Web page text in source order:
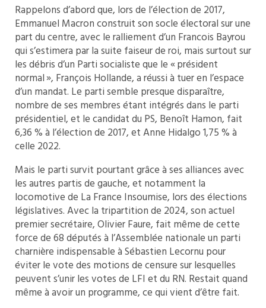
Rappelons d’abord que, lors de l’élection de 2017,
Emmanuel Macron construit son socle électoral sur une
part du centre, avec le ralliement d’un Francois Bayrou
qui s’estimera par la suite faiseur de roi, mais surtout sur
les débris d’un Parti socialiste que le « président
normal », François Hollande, a réussi à tuer en l’espace
d’un mandat. Le parti semble presque disparaître,
nombre de ses membres étant intégrés dans le parti
présidentiel, et le candidat du PS, Benoît Hamon, fait
6,36 % à l’élection de 2017, et Anne Hidalgo 1,75 % à
celle 2022.
Mais le parti survit pourtant grâce à ses alliances avec
les autres partis de gauche, et notamment la
locomotive de La France Insoumise, lors des élections
législatives. Avec la tripartition de 2024, son actuel
premier secrétaire, Olivier Faure, fait même de cette
force de 68 députés à l’Assemblée nationale un parti
charnière indispensable à Sébastien Lecornu pour
éviter le vote des motions de censure sur lesquelles
peuvent s’unir les votes de LFI et du RN. Restait quand
même à avoir un programme, ce qui vient d’être fait.